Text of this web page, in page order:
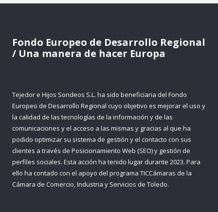
Fondo Europeo de Desarrollo Regional
/ Una manera de hacer Europa
Tejedor e Hijos Sondeos S.L. ha sido beneficiaria del Fondo
Europeo de Desarrollo Regional cuyo objetivo es mejorar el uso y
la calidad de las tecnologías de la información y de las
comunicaciones y el acceso a las mismas y gracias al que ha
podido optimizar su sistema de gestión y el contacto con sus
clientes a través de Posicionamiento Web (SEO) y gestión de
perfiles sociales. Esta acción ha tenido lugar durante 2023. Para
ello ha contado con el apoyo del programa TICCámaras de la
Cámara de Comercio, Industria y Servicios de Toledo.